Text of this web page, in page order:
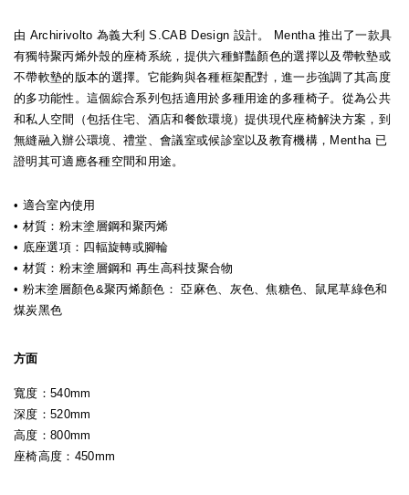
由 Archirivolto 為義大利 S.CAB Design 設計。 Mentha 推出了一款具
有獨特聚丙烯外殼的座椅系統，提供六種鮮豔顏色的選擇以及帶軟墊或
不帶軟墊的版本的選擇。它能夠與各種框架配對，進一步強調了其高度
的多功能性。這個綜合系列包括適用於多種用途的多種椅子。從為公共
和私人空間（包括住宅、酒店和餐飲環境）提供現代座椅解決方案，到
無縫融入辦公環境、禮堂、會議室或候診室以及教育機構，Mentha 已
證明其可適應各種空間和用途。
• 適合室內使用
• 材質：粉末塗層鋼和聚丙烯
• 底座選項：四輻旋轉或腳輪
• 材質：粉末塗層鋼和 再生高科技聚合物
• 粉末塗層顏色&聚丙烯顏色 ：亞麻色、灰色、焦糖色、鼠尾草綠色和
煤炭黑色
方面
寬度：540mm
深度：520mm
高度：800mm
座椅高度：450mm